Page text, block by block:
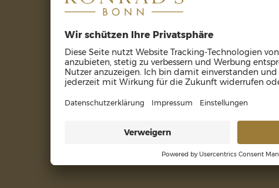
Ist aktuell in der
Skybar:
Dienstag - Mittwoch: 18:00
Donnerstag - Samstag:
Montag und Sonntag ist